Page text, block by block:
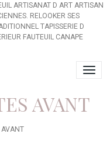
ARTISANAT D ART ARTISAN
RELOOKER SES
TAPISSERIE D
FAUTEUIL CANAPE
AVANT